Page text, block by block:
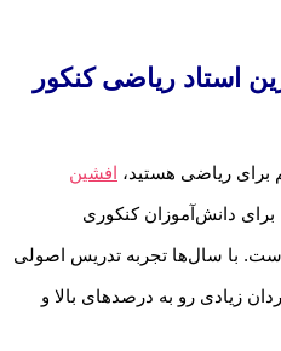
استاد ریاضی کنکور
برای ریاضی هستید، افشین
برای دانش‌آموزان کنکوری
با سال‌ها تجربه تدریس اصولی
زیادی رو به درصدهای بالا و